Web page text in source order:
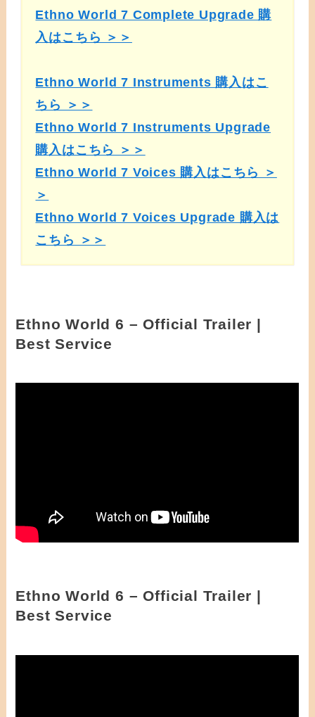
Ethno World 7 Complete Upgrade 購
入はこちら ＞＞
Ethno World 7 Instruments 購入はこ
ちら ＞＞
Ethno World 7 Instruments Upgrade
購入はこちら ＞＞
Ethno World 7 Voices 購入はこちら ＞
＞
Ethno World 7 Voices Upgrade 購入は
こちら ＞＞
Ethno World 6 – Official Trailer |
Best Service
Ethno World 6 – Official Trailer |
Best Service